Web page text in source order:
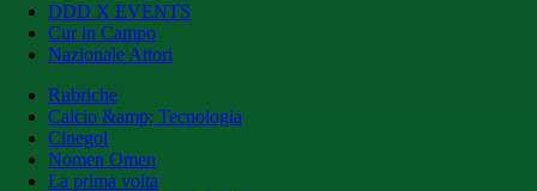
DDD X EVENTS
Cur in Campo
Nazionale Attori
Rubriche
Calcio &amp; Tecnologia
Cinegol
Nomen Omen
La prima volta